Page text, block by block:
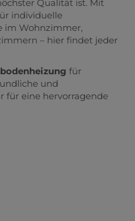
Qualität ist. Mit
individuelle
im Wohnzimmer,
– hier findet jeder
für
und
für eine hervorragende